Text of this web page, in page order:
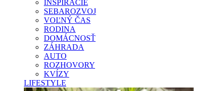
INŠPIRÁCIE
SEBAROZVOJ
VOĽNÝ ČAS
RODINA
DOMÁCNOSŤ
ZÁHRADA
AUTO
ROZHOVORY
KVÍZY
LIFESTYLE